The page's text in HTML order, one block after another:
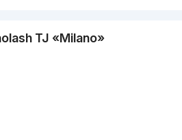
TJ «Milano»